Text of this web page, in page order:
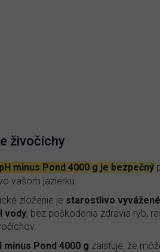
živočíchy
minus Pond 4000 g je bezpečný
vašom jazierku.
zloženie je starostlivo
vody, bez poškodenia zdravia rýb,
minus Pond 4000 g zaisťuje, že